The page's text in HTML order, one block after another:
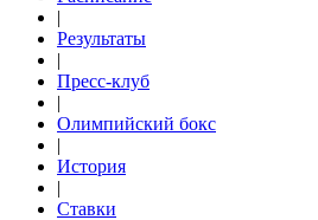
|
Результаты
|
Пресс-клуб
|
Олимпийский бокс
|
История
|
Ставки